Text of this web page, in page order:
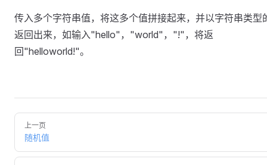
传入多个字符串值，将这多个值拼接起来，并以字符串类型
返回出来，如输入"hello"，"world"，"!"，将返
回"helloworld!"。
上一页
随机值